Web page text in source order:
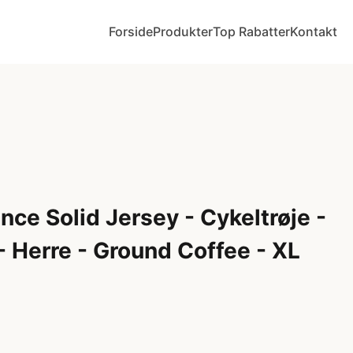
ForsideProdukterTop RabatterKontakt
Solid Jersey - Cykeltrøje -
- Ground Coffee - XL